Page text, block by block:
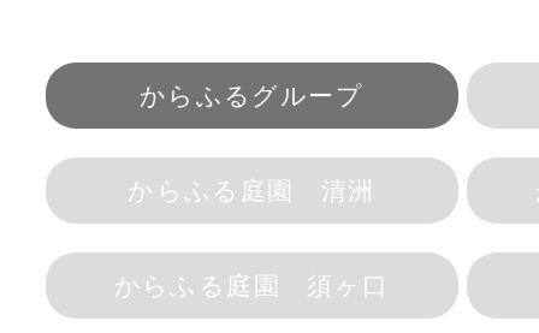
からふるグループ
からふる庭園 清洲
からふる庭園 須ヶ口